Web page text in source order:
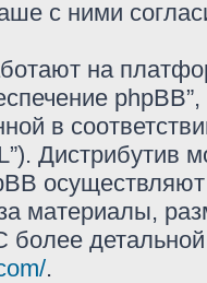
с ними
на
в
Дистрибутив
за материалы,
более
.